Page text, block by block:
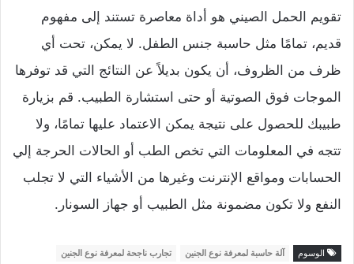
تقويم الحمل الصيني هو أداة معاصرة تستند إلى مفهوم
قديم، تمامًا مثل حاسبة جنس الطفل. لا يمكن، تحت أي
ظرف من الظروف، أن يكون بديلاً عن النتائج التي قد توفرها
الموجات فوق الصوتية أو حتى استشارة الطبيب. قم بزيارة
طبيبك للحصول على نتيجة يمكن الاعتماد عليها تمامًا، ولا
تتجه في المعلومات التي تخص الطب أو الحالات الحرجة إلي
الحسابات ومواقع الإنترنت وغيرها من الأشياء التي لا تجلب
النفع ولا تكون مضمونة مثل الطبيب أو جهاز السونار.
الوسوم آلة حاسبة لمعرفة نوع الجنين
تجارب ناجحة لمعرفة نوع الجنين